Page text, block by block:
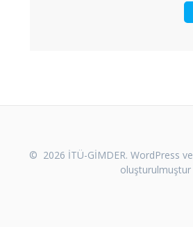
© 2026 İTÜ-GİMDER. WordPress ve
oluşturulmuştur